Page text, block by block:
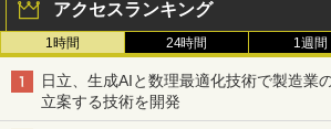
アクセスランキング
1時間 24時間 1週間
日立、生成AIと数理最適化技術で製造業
立案する技術を開発